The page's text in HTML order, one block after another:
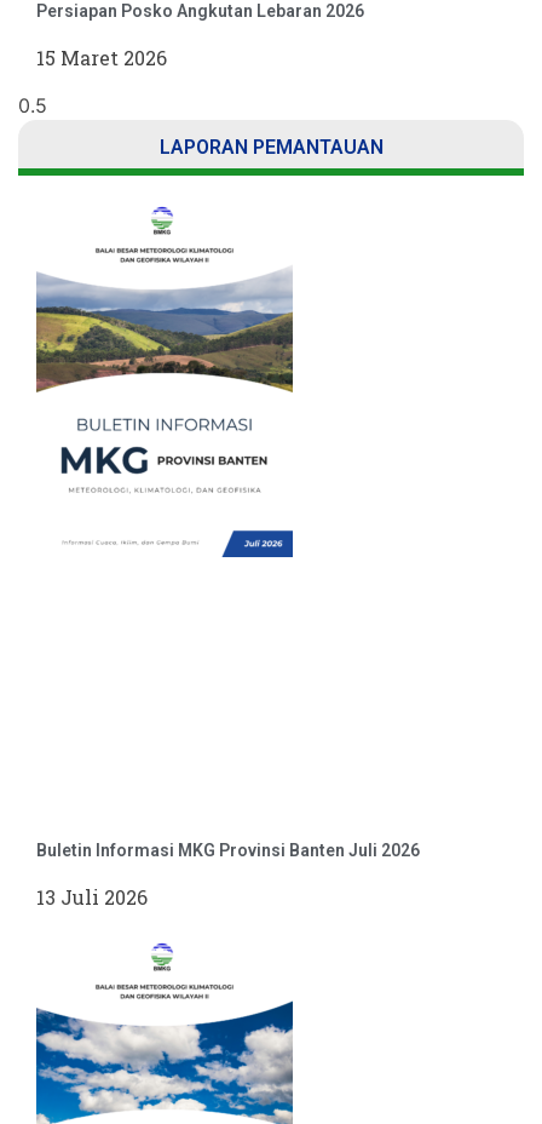
Persiapan Posko Angkutan Lebaran 2026
15 Maret 2026
LAPORAN PEMANTAUAN
Buletin Informasi MKG Provinsi Banten Juli 2026
13 Juli 2026